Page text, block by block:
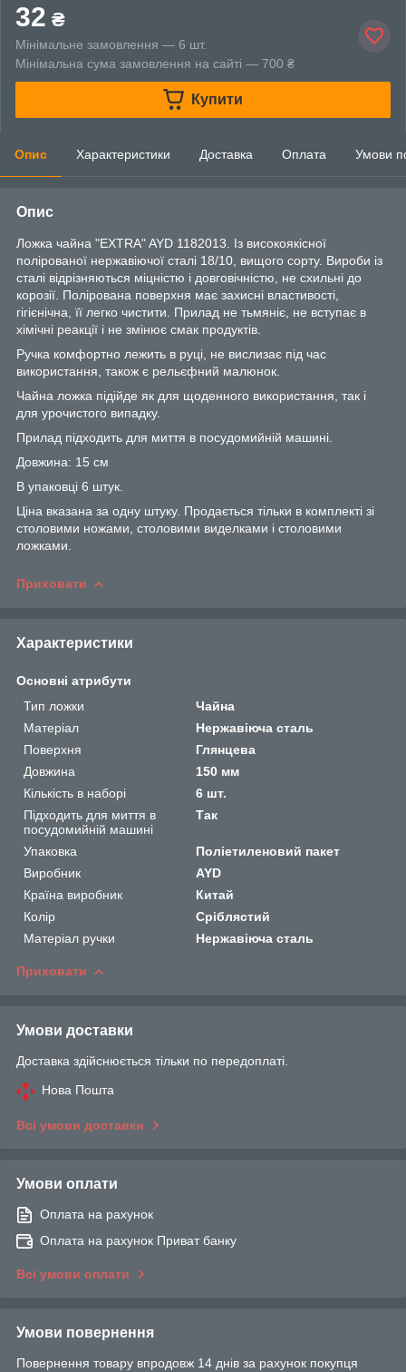
32 ₴
Мінімальне замовлення — 6 шт.
Мінімальна сума замовлення на сайті — 700 ₴
Купити
Опис Характеристики Доставка Оплата Умови
Опис
Ложка чайна "EXTRA" AYD 1182013. Із високоякісної
полірованої нержавіючої сталі 18/10, вищого сорту. Вироби із
сталі відрізняються міцністю і довговічністю, не схильні до
корозії. Полірована поверхня має захисні властивості,
гігієнічна, її легко чистити. Прилад не тьмяніє, не вступає в
хімічні реакції і не змінює смак продуктів.
Ручка комфортно лежить в руці, не вислизає під час
використання, також є рельєфний малюнок.
Чайна ложка підійде як для щоденного використання, так і
для урочистого випадку.
Прилад підходить для миття в посудомийній машині.
Довжина: 15 см
В упаковці 6 штук.
Ціна вказана за одну штуку. Продається тільки в комплекті зі
столовими ножами, столовими виделками і столовими
ложками.
Приховати
Характеристики
Основні атрибути
Тип ложки
Чайна
Матеріал
Нержавіюча сталь
Поверхня
Глянцева
Довжина
150 мм
Кількість в наборі
6 шт.
Підходить для миття в
посудомийній машині
Так
Упаковка
Поліетиленовий пакет
Виробник
AYD
Країна виробник
Китай
Колір
Сріблястий
Матеріал ручки
Нержавіюча сталь
Приховати
Умови доставки
Доставка здійснюється тільки по передоплаті.
Нова Пошта
Всі умови доставки
Умови оплати
Оплата на рахунок
Оплата на рахунок Приват банку
Всі умови оплати
Умови повернення
Повернення товару впродовж 14 днів за рахунок покупця